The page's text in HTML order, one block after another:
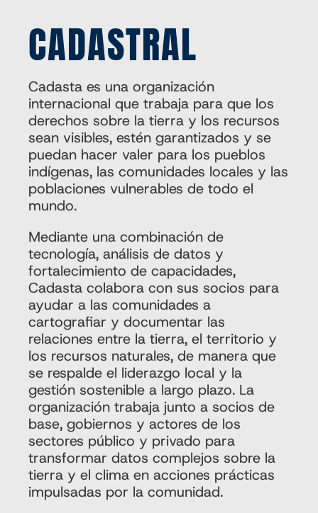
CADASTRAL
Cadasta es una organización
internacional que trabaja para que los
derechos sobre la tierra y los recursos
sean visibles, estén garantizados y se
puedan hacer valer para los pueblos
indígenas, las comunidades locales y las
poblaciones vulnerables de todo el
mundo.
Mediante una combinación de
tecnología, análisis de datos y
fortalecimiento de capacidades,
Cadasta colabora con sus socios para
ayudar a las comunidades a
cartografiar y documentar las
relaciones entre la tierra, el territorio y
los recursos naturales, de manera que
se respalde el liderazgo local y la
gestión sostenible a largo plazo. La
organización trabaja junto a socios de
base, gobiernos y actores de los
sectores público y privado para
transformar datos complejos sobre la
tierra y el clima en acciones prácticas
impulsadas por la comunidad.